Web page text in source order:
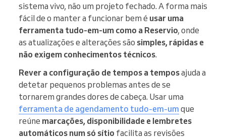
sistema vivo, não um projeto fechado. A forma mais
fácil de o manter a funcionar bem é usar uma
ferramenta tudo-em-um como a Reservio, onde
as atualizações e alterações são simples, rápidas e
não exigem conhecimentos técnicos.
Rever a configuração de tempos a temposajuda a
detetar pequenos problemas antes de se
tornarem grandes dores de cabeça. Usar uma
ferramenta de agendamento tudo-em-um que
reúne marcações, disponibilidade e lembretes
automáticos num só sítio facilita as revisões